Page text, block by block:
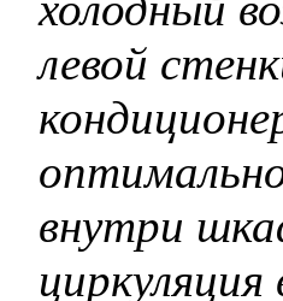
левой
внутри
циркуляция